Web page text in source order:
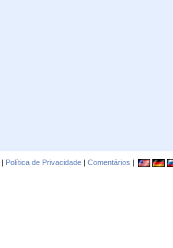
| Política de Privacidade | Comentários |